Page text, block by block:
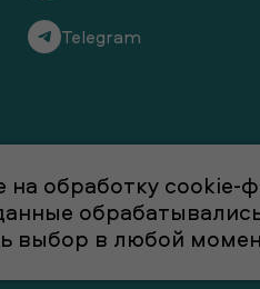
Telegram
обработку cookie-
выбор в любой